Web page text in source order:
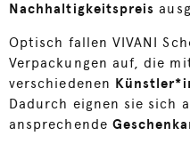
Nachhaltigkeitspreis
Optisch fallen VIVANI
Verpackungen auf, die
verschiedenen
Dadurch eignen sie sich
ansprechende